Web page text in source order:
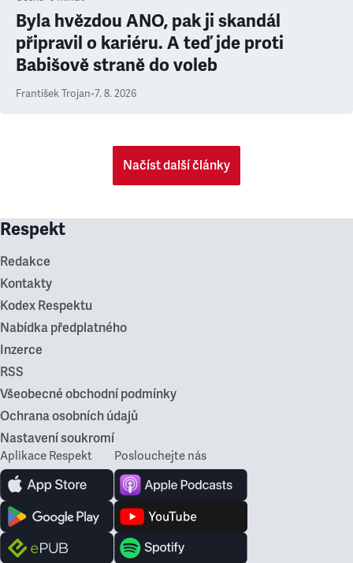
Byla hvězdou ANO, pak ji skandál
připravil o kariéru. A teď jde proti
Babišově straně do voleb
František Trojan•7. 8. 2026
Načíst další články
Respekt
Redakce
Kontakty
Kodex Respektu
Nabídka předplatného
Inzerce
RSS
Všeobecné obchodní podmínky
Ochrana osobních údajů
Nastavení soukromí
Aplikace Respekt Poslouchejte nás